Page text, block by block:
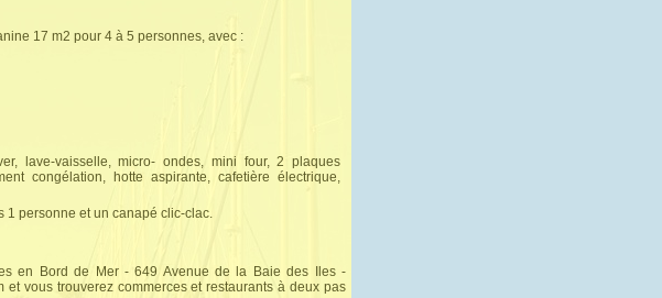
17 m2 pour 4 à 5 personnes, avec :
lave-vaisselle, micro- ondes, mini four, 2 plaques
congélation, hotte aspirante, cafetière électrique,
1 personne et un canapé clic-clac.
en Bord de Mer - 649 Avenue de la Baie des Iles -
vous trouverez commerces et restaurants à deux pas